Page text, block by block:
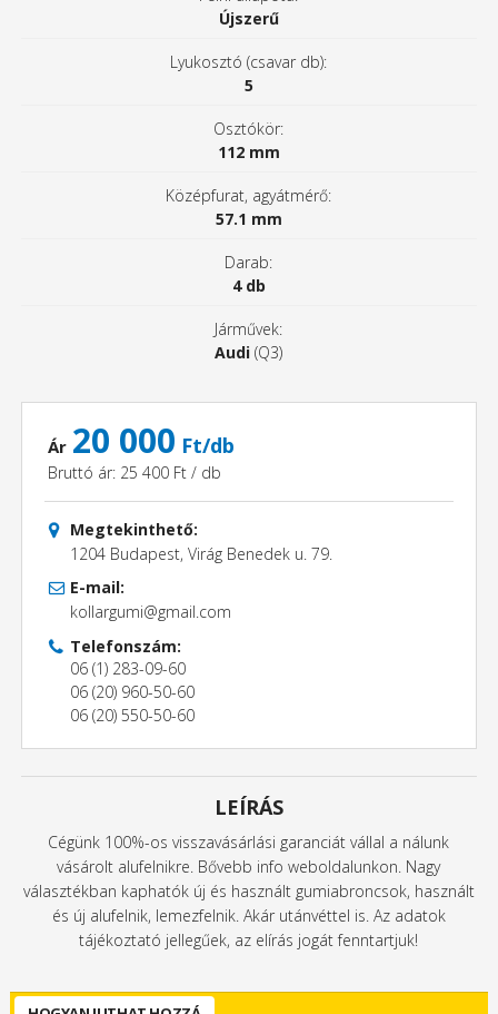
Újszerű
Lyukosztó (csavar db):
5
Osztókör:
112 mm
Középfurat, agyátmérő:
57.1 mm
Darab:
4 db
Járművek:
Audi (Q3)
Ár 20 000 Ft/db
Bruttó ár: 25 400 Ft / db
Megtekinthető:
1204 Budapest, Virág Benedek u. 79.
E-mail:
kollargumi@gmail.com
Telefonszám:
06 (1) 283-09-60
06 (20) 960-50-60
06 (20) 550-50-60
LEÍRÁS
Cégünk 100%-os visszavásárlási garanciát vállal a nálunk
vásárolt alufelnikre. Bővebb info weboldalunkon. Nagy
választékban kaphatók új és használt gumiabroncsok, használt
és új alufelnik, lemezfelnik. Akár utánvéttel is. Az adatok
tájékoztató jellegűek, az elírás jogát fenntartjuk!